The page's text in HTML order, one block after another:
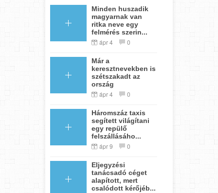
Minden huszadik
magyarnak van
ritka neve egy
felmérés szerin...
ápr 4 0
Már a
keresztnevekben is
szétszakadt az
ország
ápr 4 0
Háromszáz taxis
segített világítani
egy repülő
felszállásáho...
ápr 9 0
Eljegyzési
tanácsadó céget
alapított, mert
csalódott kérőjéb...